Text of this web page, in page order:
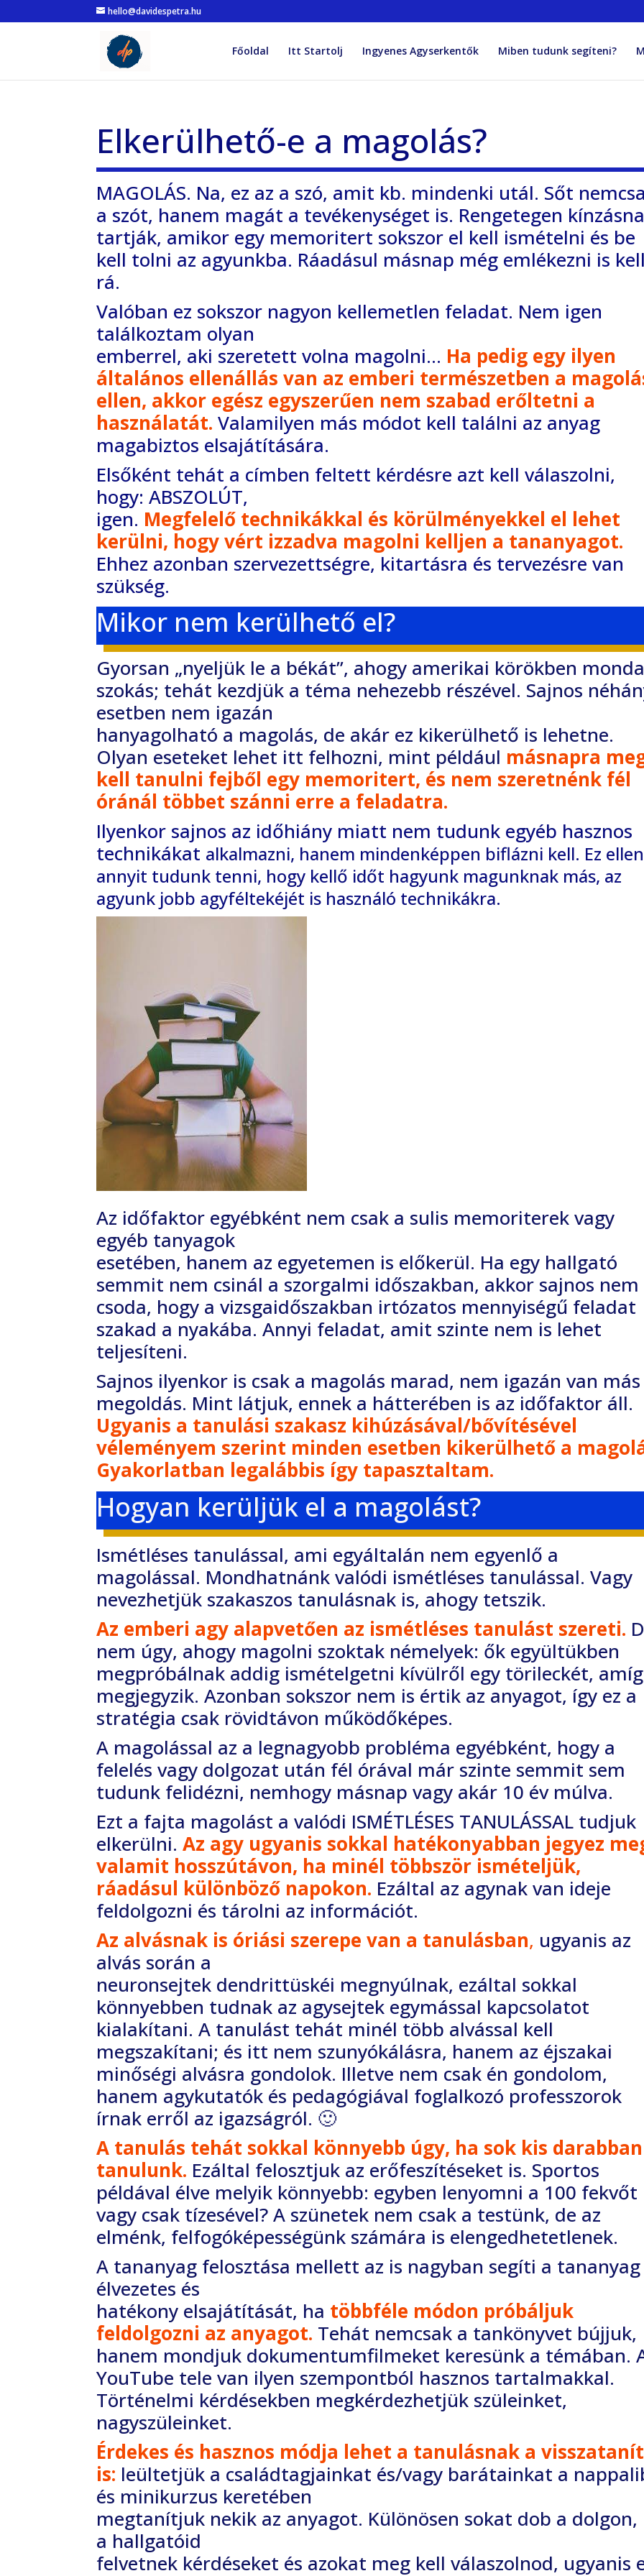
hello@davidespetra.hu
Főoldal Itt Startolj Ingyenes Agyserkentők Miben tudunk segíteni?
Elkerülhető-e a magolás?
MAGOLÁS. Na, ez az a szó, amit kb. mindenki utál. Sőt
a szót, hanem magát a tevékenységet is. Rengetegen
tartják, amikor egy memoritert sokszor el kell ismételni és be
kell tolni az agyunkba. Ráadásul másnap még emlékezni is
rá.
Valóban ez sokszor nagyon kellemetlen feladat. Nem igen
találkoztam olyan
emberrel, aki szeretett volna magolni… Ha pedig egy ilyen
általános ellenállásvan az emberi természetben a
ellen, akkor egész egyszerűen nem szabad erőltetni a
használatát. Valamilyen más módot kell találni az anyag
magabiztos elsajátítására.
Elsőként tehát a címben feltett kérdésre azt kell válaszolni,
hogy: ABSZOLÚT,
igen. Megfelelő technikákkal és körülményekkel el lehet
kerülni, hogy vért izzadva magolni kelljen a tananyagot.
Ehhez azonban szervezettségre, kitartásra és tervezésre van
szükség.
Mikor nem kerülhető el?
Gyorsan „nyeljük le a békát”, ahogy amerikai körökben
szokás; tehát kezdjük a téma nehezebb részével. Sajnos
esetben nem igazán
hanyagolható a magolás, de akár ez kikerülhető is lehetne.
Olyan eseteket lehet itt felhozni, mint például másnapra
kell tanulni fejből egy memoritert, és nem szeretnénk fél
óránál többet szánni erre a feladatra.
Ilyenkor sajnos az időhiány miatt nem tudunk egyéb hasznos
technikákat alkalmazni, hanem mindenképpen biflázni kell. Ez ellen
annyit tudunk tenni, hogy kellő időt hagyunk magunknak más, az
agyunk jobb agyféltekéjét is használó technikákra.
Az időfaktor egyébként nem csak a sulis memoriterek vagy
egyéb tanyagok
esetében, hanem az egyetemen is előkerül. Ha egy hallgató
semmit nem csinál a szorgalmi időszakban, akkor sajnos nem
csoda, hogy a vizsgaidőszakban irtózatos mennyiségű feladat
szakad a nyakába. Annyi feladat, amit szinte nem is lehet
teljesíteni.
Sajnos ilyenkor is csak a magolás marad, nem igazán van más
megoldás. Mint látjuk, ennek a hátterében is az időfaktor áll.
Ugyanis a tanulási szakasz kihúzásával/bővítésével
véleményem szerint minden esetben kikerülhető a
Gyakorlatban legalábbis így tapasztaltam.
Hogyan kerüljük el a magolást?
Ismétléses tanulással, ami egyáltalán nem egyenlő a
magolással. Mondhatnánkvalódi ismétléses tanulással. Vagy
nevezhetjük szakaszos tanulásnak is, ahogy tetszik.
Az emberi agy alapvetően az ismétléses tanulást szereti.
nem úgy, ahogy magolni szoktak némelyek: ők együltükben
megpróbálnak addig ismételgetni kívülről egy törileckét, amíg
megjegyzik. Azonban sokszor nem is értik az anyagot, így ez a
stratégia csak rövidtávon működőképes.
A magolással az a legnagyobb probléma egyébként, hogy a
felelés vagy dolgozat után fél órával már szinte semmit sem
tudunk felidézni, nemhogy másnap vagy akár 10 év múlva.
Ezt a fajta magolást a valódi ISMÉTLÉSES TANULÁSSAL tudjuk
elkerülni.Az agy ugyanis sokkal hatékonyabban jegyez
valamit hosszútávon, ha minél többször ismételjük,
ráadásul különböző napokon. Ezáltal az agynak van ideje
feldolgozni és tárolni az információt.
Az alvásnak is óriási szerepe van a tanulásban, ugyanis az
alvás során a
neuronsejtek dendrittüskéi megnyúlnak, ezáltal sokkal
könnyebben tudnak az agysejtek egymással kapcsolatot
kialakítani. A tanulást tehát minél több alvással kell
megszakítani; és itt nem szunyókálásra, hanem az éjszakai
minőségi alvásra gondolok. Illetve nem csak én gondolom,
hanem agykutatók és pedagógiával foglalkozó professzorok
írnak erről az igazságról. 🙂
A tanulás tehát sokkal könnyebb úgy, ha sok kis darabban
tanulunk. Ezáltal felosztjuk az erőfeszítéseket is. Sportos
példával élve melyik könnyebb: egyben lenyomni a 100 fekvőt
vagy csak tízesével? A szünetek nem csak a testünk, de az
elménk, felfogóképességünk számára is elengedhetetlenek.
A tananyag felosztása mellett az is nagyban segíti a tananyag
élvezetes és
hatékony elsajátítását, ha többféle módon próbáljuk
feldolgozni az anyagot. Tehát nemcsak a tankönyvet bújjuk,
hanem mondjuk dokumentumfilmeket keresünk a témában.
YouTube tele van ilyen szempontból hasznos tartalmakkal.
Történelmi kérdésekben megkérdezhetjük szüleinket,
nagyszüleinket.
Érdekes és hasznos módja lehet a tanulásnak a
is: leültetjük a családtagjainkat és/vagy barátainkat a
és minikurzus keretében
megtanítjuk nekik az anyagot. Különösen sokat dob a dolgon,
a hallgatóid
felvetnek kérdéseket és azokat meg kell válaszolnod, ugyanis